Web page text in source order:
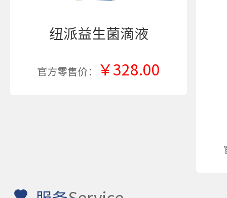
纽派益生菌滴液
官方零售价： ￥328.00